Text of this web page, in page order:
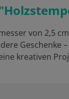
von 2,5
Geschenke
kreativen